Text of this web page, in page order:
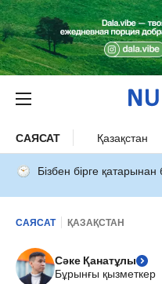
САЯСАТ Қазақстан
Бізбен бірге қатарынан
САЯСАТ ҚАЗАҚСТАН
Сәке Қанатұлы
Бұрынғы қызметкер